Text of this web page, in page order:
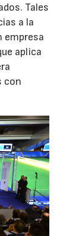
Tales
a la
empresa
aplica
con